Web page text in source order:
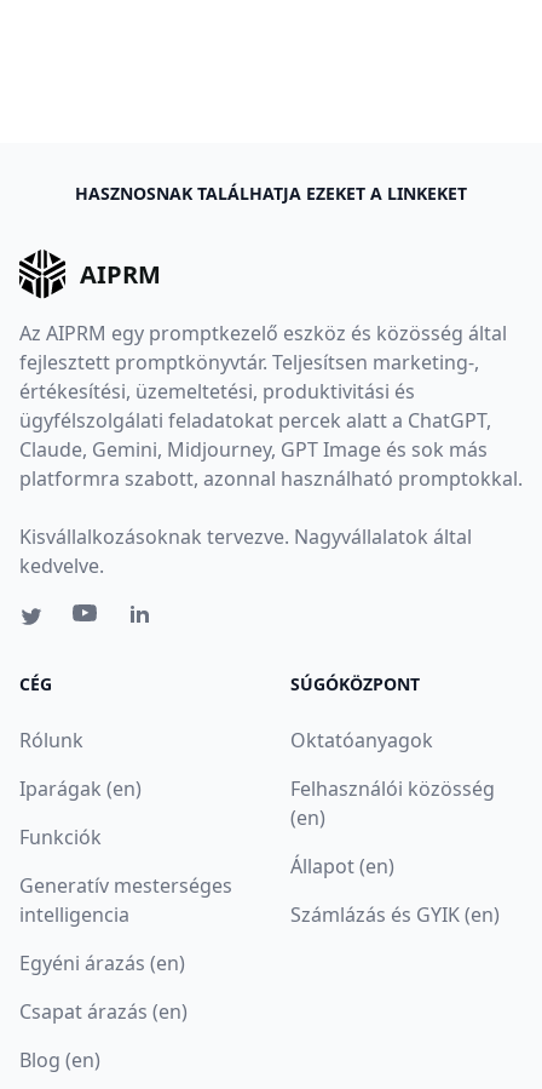
HASZNOSNAK TALÁLHATJA EZEKET A LINKEKET
AIPRM
Az AIPRM egy promptkezelő eszköz és közösség által
fejlesztett promptkönyvtár. Teljesítsen marketing-,
értékesítési, üzemeltetési, produktivitási és
ügyfélszolgálati feladatokat percek alatt a ChatGPT,
Claude, Gemini, Midjourney, GPT Image és sok más
platformra szabott, azonnal használható promptokkal.
Kisvállalkozásoknak tervezve. Nagyvállalatok által
kedvelve.
CÉG
Rólunk
Iparágak (en)
Funkciók
Generatív mesterséges
intelligencia
Egyéni árazás (en)
Csapat árazás (en)
Blog (en)
SÚGÓKÖZPONT
Oktatóanyagok
Felhasználói közösség
(en)
Állapot (en)
Számlázás és GYIK (en)